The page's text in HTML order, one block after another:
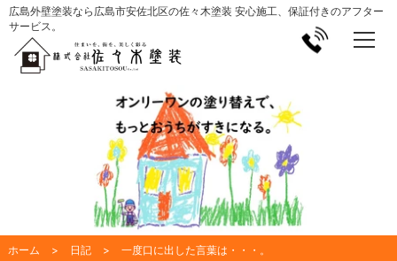
広島外壁塗装なら広島市安佐北区の佐々木塗装 安心施工、保証付きのアフター
サービス。
ホーム 日記 一度口に出した言葉は・・・。